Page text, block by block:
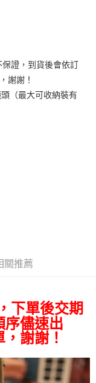
行
業銀行
業銀行
行
業銀行
21家銀行
行
至「AFTEE先享後付」
帳。
證，到貨後會依訂
謝謝！
（最大可收納裝有
關推薦
下單後交期
序儘速出
謝謝！